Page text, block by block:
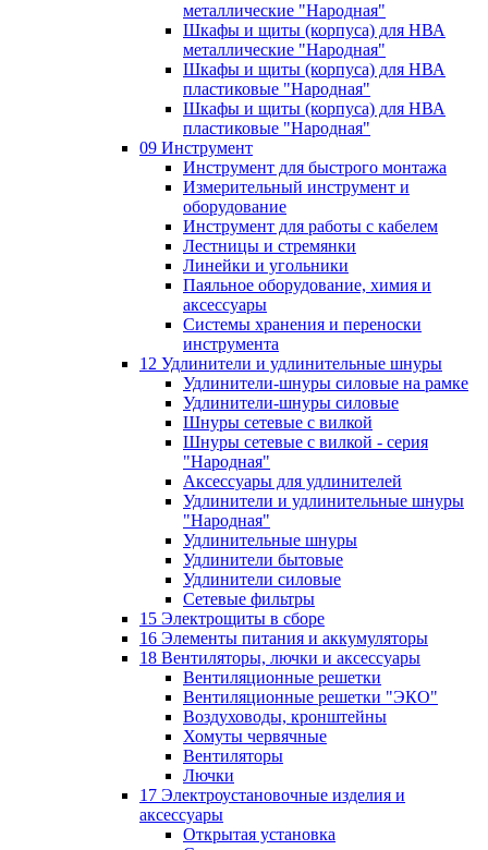
металлические "Народная"
Шкафы и щиты (корпуса) для НВА
металлические "Народная"
Шкафы и щиты (корпуса) для НВА
пластиковые "Народная"
Шкафы и щиты (корпуса) для НВА
пластиковые "Народная"
09 Инструмент
Инструмент для быстрого монтажа
Измерительный инструмент и
оборудование
Инструмент для работы с кабелем
Лестницы и стремянки
Линейки и угольники
Паяльное оборудование, химия и
аксессуары
Системы хранения и переноски
инструмента
12 Удлинители и удлинительные шнуры
Удлинители-шнуры силовые на рамке
Удлинители-шнуры силовые
Шнуры сетевые с вилкой
Шнуры сетевые с вилкой - серия
"Народная"
Аксессуары для удлинителей
Удлинители и удлинительные шнуры
"Народная"
Удлинительные шнуры
Удлинители бытовые
Удлинители силовые
Сетевые фильтры
15 Электрощиты в сборе
16 Элементы питания и аккумуляторы
18 Вентиляторы, лючки и аксессуары
Вентиляционные решетки
Вентиляционные решетки "ЭКО"
Воздуховоды, кронштейны
Хомуты червячные
Вентиляторы
Лючки
17 Электроустановочные изделия и
аксессуары
Открытая установка